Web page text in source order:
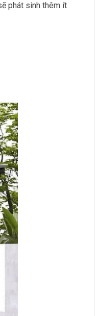
phát sinh thêm ít